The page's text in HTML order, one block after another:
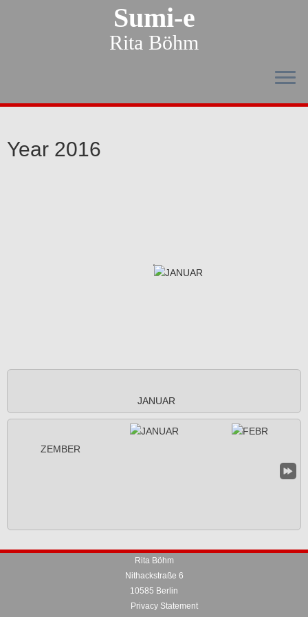
Sumi-e
Rita Böhm
Year 2016
JANUAR
Rita Böhm
Nithackstraße 6
10585 Berlin
Privacy Statement